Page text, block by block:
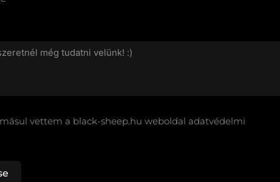
vettem a black-sheep.hu weboldal adatvédelmi